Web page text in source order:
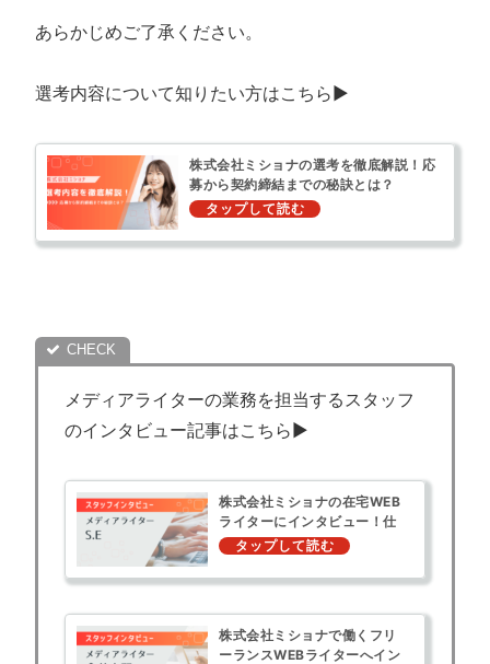
あらかじめご了承ください。
選考内容について知りたい方はこちら▶︎
株式会社ミショナの選考を徹底解説！応
募から契約締結までの秘訣とは？
メディアライターの業務を担当するスタッフ
のインタビュー記事はこちら▶︎
株式会社ミショナの在宅WEB
ライターにインタビュー！仕
事内容は？
株式会社ミショナで働くフリ
ーランスWEBライターへイン